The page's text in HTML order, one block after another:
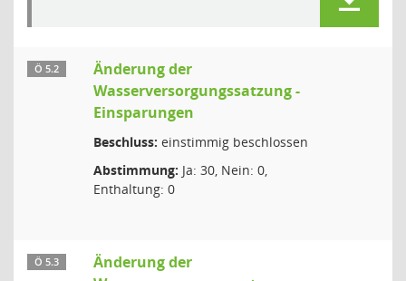
Ö 5.2
Änderung der
Wasserversorgungssatzung -
Einsparungen
Beschluss: einstimmig beschlossen
Abstimmung: Ja: 30, Nein: 0,
Enthaltung: 0
Ö 5.3
Änderung der